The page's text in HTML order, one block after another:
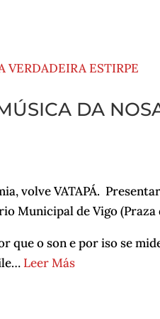
DA
volve VATAPÁ.
Municipal de Vigo (Praza
que o son e por iso se
Leer Más